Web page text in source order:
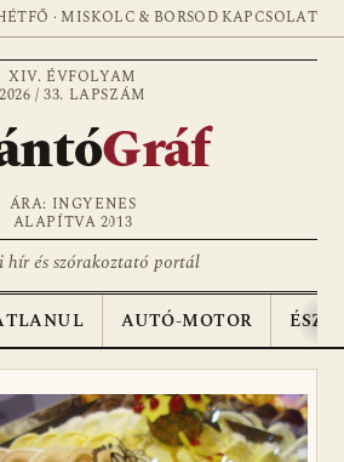
· MISKOLC & BORSOD KAPCSOLAT
XIV. ÉVFOLYAM
2026 / 33. LAPSZÁM
Gráf
ÁRA: INGYENES
ALAPÍTVA 2013
és szórakoztató portál
AUTÓ-MOTOR